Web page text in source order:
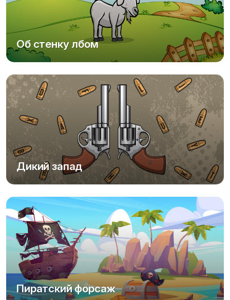
Об стенку лбом
Дикий запад
Пиратский форсаж